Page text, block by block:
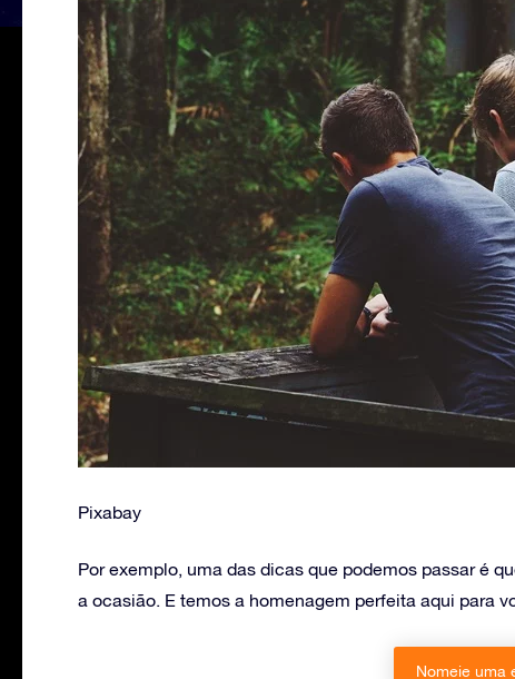
Pixabay
Por exemplo, uma das dicas que podemos passar é
a ocasião. E temos a homenagem perfeita aqui para
Nomeie uma